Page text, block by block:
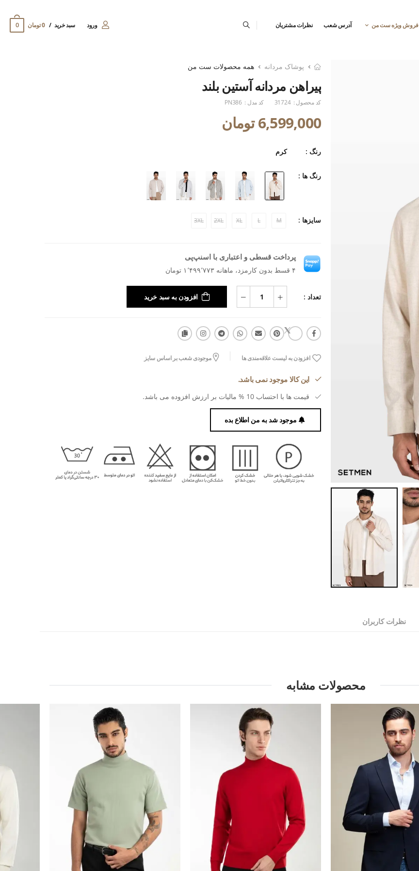
فروش ویژه ست من آدرس شعب نظرات مشتریان ورود سبد خرید 0 تومان 0
پوشاک مردانه همه محصولات ست من
پیراهن مردانه آستین بلند
کد محصول : 31724 کد مدل : PN386
6,599,000 تومان
رنگ : کرم
رنگ ها :
سایزها : M
L
XL
2XL
3XL
پرداخت قسطی و اعتباری با اسنپ‌پی
۴ قسط بدون کارمزد، ماهانه ۱٬۴۹۹٬۷۷۳ تومان
تعداد : افزودن به سبد خرید
افزودن به لیست علاقه‌مندی ها موجودی شعب بر اساس سایز
این کالا موجود نمی باشد.
قیمت ها با احتساب 10 % مالیات بر ارزش افزوده می باشد.
موجود شد به من اطلاع بده
نظرات کاربران
محصولات مشابه